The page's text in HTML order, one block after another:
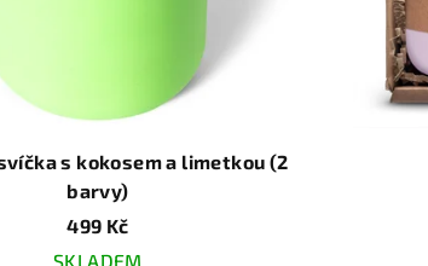
s kokosem a limetkou (2
barvy)
499 Kč
SKLADEM